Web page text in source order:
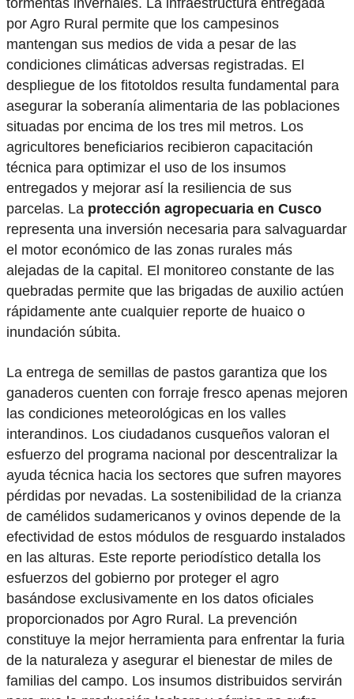
tormentas invernales. La infraestructura entregada
por Agro Rural permite que los campesinos
mantengan sus medios de vida a pesar de las
condiciones climáticas adversas registradas. El
despliegue de los fitotoldos resulta fundamental para
asegurar la soberanía alimentaria de las poblaciones
situadas por encima de los tres mil metros. Los
agricultores beneficiarios recibieron capacitación
técnica para optimizar el uso de los insumos
entregados y mejorar así la resiliencia de sus
parcelas. La protección agropecuaria en Cusco
representa una inversión necesaria para salvaguardar
el motor económico de las zonas rurales más
alejadas de la capital. El monitoreo constante de las
quebradas permite que las brigadas de auxilio actúen
rápidamente ante cualquier reporte de huaico o
inundación súbita.
La entrega de semillas de pastos garantiza que los
ganaderos cuenten con forraje fresco apenas mejoren
las condiciones meteorológicas en los valles
interandinos. Los ciudadanos cusqueños valoran el
esfuerzo del programa nacional por descentralizar la
ayuda técnica hacia los sectores que sufren mayores
pérdidas por nevadas. La sostenibilidad de la crianza
de camélidos sudamericanos y ovinos depende de la
efectividad de estos módulos de resguardo instalados
en las alturas. Este reporte periodístico detalla los
esfuerzos del gobierno por proteger el agro
basándose exclusivamente en los datos oficiales
proporcionados por Agro Rural. La prevención
constituye la mejor herramienta para enfrentar la furia
de la naturaleza y asegurar el bienestar de miles de
familias del campo. Los insumos distribuidos servirán